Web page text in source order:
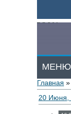
МЕНЮ
Главная »
20 Июня,